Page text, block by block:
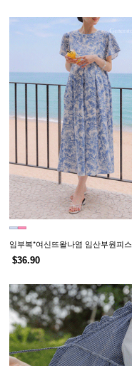
임부복*여신뜨왈나염 임산부원피스
$36.90